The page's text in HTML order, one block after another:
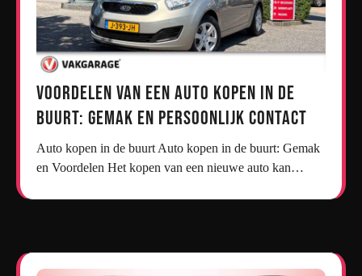
Voordelen van een Auto Kopen in de
Buurt: Gemak en Persoonlijk Contact
Auto kopen in de buurt Auto kopen in de buurt: Gemak
en Voordelen Het kopen van een nieuwe auto kan…